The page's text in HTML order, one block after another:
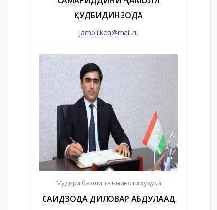
ҚУДБИДИНЗОДА
jamoli.koa@mail.ru
Мудири бахши таъминоти хуқуқӣ
САИДЗОДА ДИЛОВАР АБДУЛАҲАД